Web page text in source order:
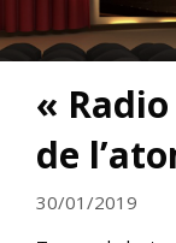
«
de
30/01/2019